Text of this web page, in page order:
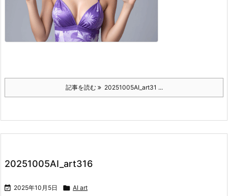
記事を読む 20251005AI_art31 ...
20251005AI_art316
 2025年10月5日  AI art